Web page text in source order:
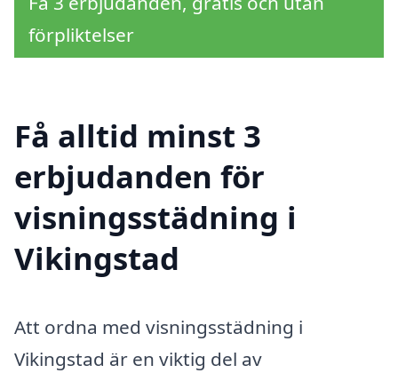
förpliktelser
Få alltid minst 3
erbjudanden för
visningsstädning i
Vikingstad
Att ordna med visningsstädning i
Vikingstad är en viktig del av